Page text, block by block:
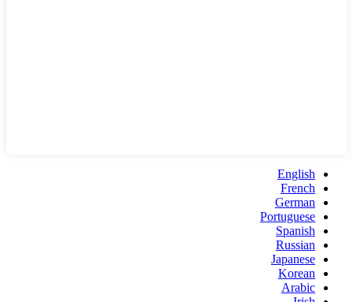
English
French
German
Portuguese
Spanish
Russian
Japanese
Korean
Arabic